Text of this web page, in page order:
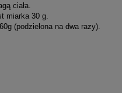
ciała.
miarka 30 g.
(podzielona na dwa razy).